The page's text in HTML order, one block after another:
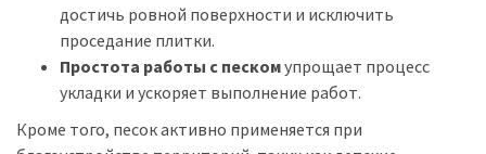
достичь ровной поверхности и исключить
проседание плитки.
Простота работы с пескомупрощает процесс
укладки и ускоряет выполнение работ.
Кроме того, песок активно применяется при